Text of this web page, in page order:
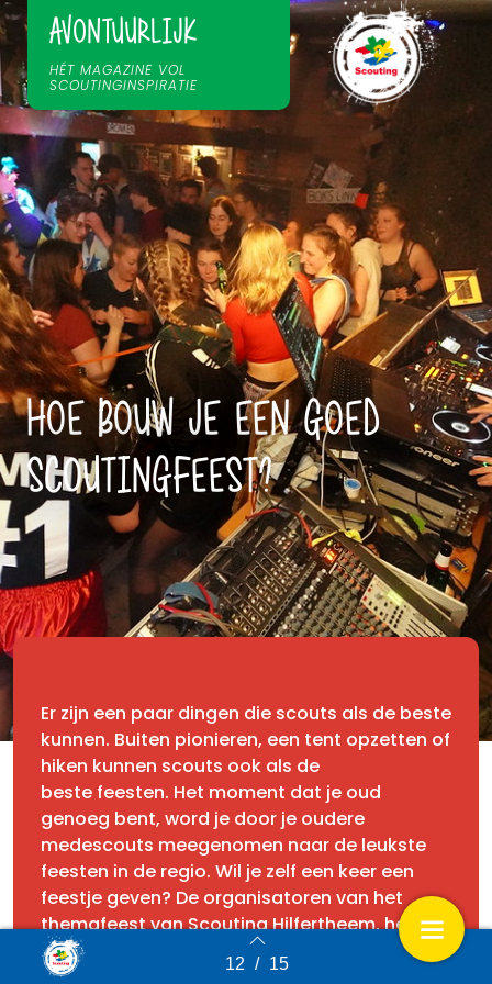
Back to index 12 / 15
AVONTUURLIJK
HÉT MAGAZINE VOL
SCOUTINGINSPIRATIE
HOE BOUW JE EEN GOED
SCOUTINGFEEST?
Er zijn een paar dingen die scouts als de beste
kunnen. Buiten pionieren, een tent opzetten of
hiken kunnen scouts ook als de
beste feesten. Het moment dat je oud
genoeg bent, word je door je oudere
medescouts meegenomen naar de leukste
feesten in de regio. Wil je zelf een keer een
feestje geven? De organisatoren van het
themafeest vanScoutingHilfertheem, het
carnavalsfeest
Pivocar van
couting Sint
Sebastiaan en het nieuweRoverfest